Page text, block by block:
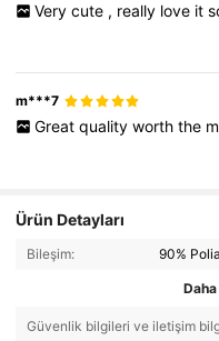
Very cute , really love it
m***7
Great quality worth the
Ürün Detayları
Bileşim: 90%
Güvenlik bilgileri ve iletişim